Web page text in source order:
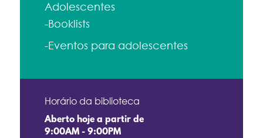
Adolescentes
-Booklists
-Eventos para adolescentes
Horário da biblioteca
Aberto hoje a partir de
9:00AM - 9:00PM